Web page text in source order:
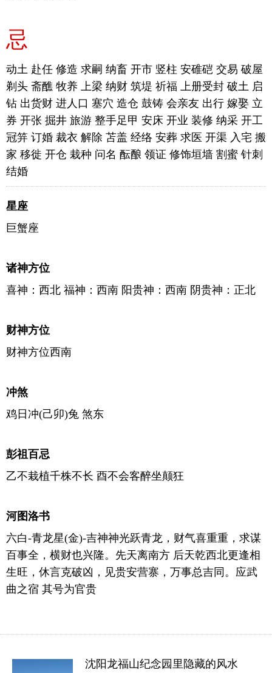
忌
动土 赴任 修造 求嗣 纳畜 开市 竖柱 安碓硙 交易 破屋
剃头 斋醮 牧养 上梁 纳财 筑堤 祈福 上册受封 破土 启
钻 出货财 进人口 塞穴 造仓 鼓铸 会亲友 出行 嫁娶 立
券 开张 掘井 旅游 整手足甲 安床 开业 装修 纳采 开工
冠笄 订婚 裁衣 解除 苫盖 经络 安葬 求医 开渠 入宅 搬
家 移徙 开仓 栽种 问名 酝酿 领证 修饰垣墙 割蜜 针刺
结婚
星座
巨蟹座
诸神方位
喜神：西北 福神：西南 阳贵神：西南 阴贵神：正北
财神方位
财神方位西南
冲煞
鸡日冲(己卯)兔 煞东
彭祖百忌
乙不栽植千株不长 酉不会客醉坐颠狂
河图洛书
六白-青龙星(金)-吉神神光跃青龙，财气喜重重，求谋
百事全，横财也兴隆。先天离南方 后天乾西北更逢相
生旺，休言克破凶，见贵安营寨，万事总吉同。应武
曲之宿 其号为官贵
沈阳龙福山纪念园里隐藏的风水